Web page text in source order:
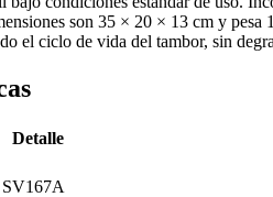
son 35 × 20 × 13 cm y
el ciclo de vida del tambor, sin
Detalle